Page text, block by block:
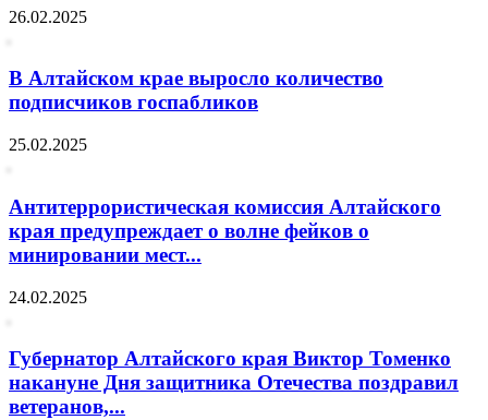
26.02.2025
В Алтайском крае выросло количество
подписчиков госпабликов
25.02.2025
Антитеррористическая комиссия Алтайского
края предупреждает о волне фейков о
минировании мест...
24.02.2025
Губернатор Алтайского края Виктор Томенко
накануне Дня защитника Отечества поздравил
ветеранов,...